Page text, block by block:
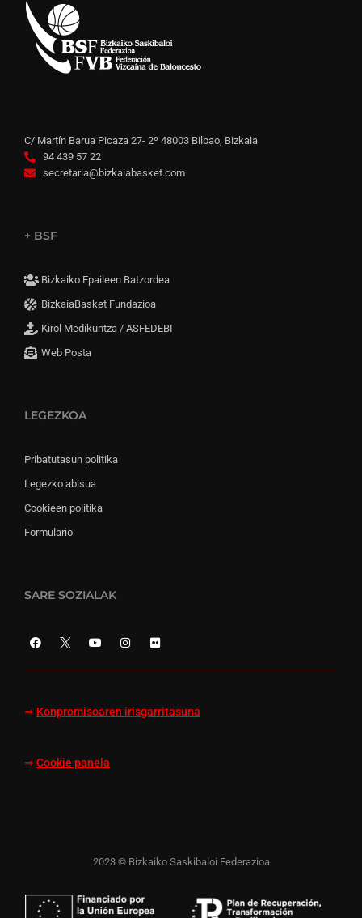
C/ Martín Barua Picaza 27- 2º 48003 Bilbao, Bizkaia
94 439 57 22
secretaria@bizkaiabasket.com
+ BSF
Bizkaiko Epaileen Batzordea
BizkaiaBasket Fundazioa
Kirol Medikuntza / ASFEDEBI
Web Posta
LEGEZKOA
Pribatutasun politika
Legezko abisua
Cookieen politika
Formulario
SARE SOZIALAK
⇒ Konpromisoaren irisgarritasuna
⇒ Cookie panela
2023 © Bizkaiko Saskibaloi Federazioa